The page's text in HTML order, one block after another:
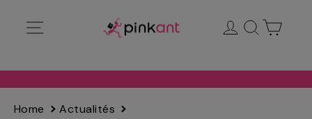
directamente
Ingresar
Buscar
Home
Actualités